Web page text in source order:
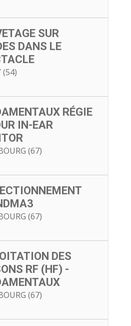
SUR
DANS LE
(54)
RÉGIE
IN-EAR
(67)
(67)
DES
RF (HF) -
(67)